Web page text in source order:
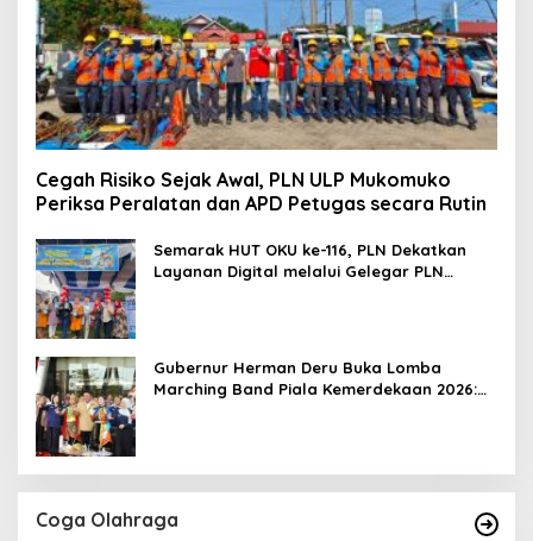
Cegah Risiko Sejak Awal, PLN ULP Mukomuko
Periksa Peralatan dan APD Petugas secara Rutin
Semarak HUT OKU ke-116, PLN Dekatkan
Layanan Digital melalui Gelegar PLN
Gubernur Herman Deru Buka Lomba
Marching Band Piala Kemerdekaan 2026:
Coga Olahraga